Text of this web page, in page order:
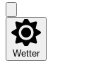
Wetter